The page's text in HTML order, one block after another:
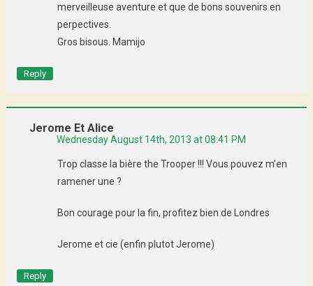
merveilleuse aventure et que de bons souvenirs en
perpectives.
Gros bisous. Mamijo
Reply
Jerome Et Alice
Wednesday August 14th, 2013 at 08:41 PM
Trop classe la bière the Trooper !!! Vous pouvez m’en
ramener une ?
Bon courage pour la fin, profitez bien de Londres
Jerome et cie (enfin plutot Jerome)
Reply